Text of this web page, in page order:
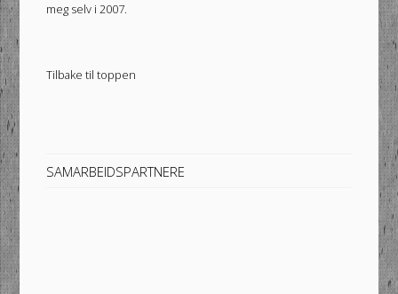
meg selv i 2007.
Tilbake til toppen
SAMARBEIDSPARTNERE